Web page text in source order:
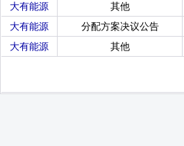
大有能源
其他
大有能源
分配方案决议公告
大有能源
其他